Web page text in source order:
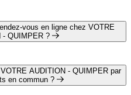
vous en ligne chez VOTRE
- QUIMPER ?
pour un bilan auditif
sur le lien suivant :
auditif/quimper/pierre-zajec?
AUDITION - QUIMPER par
en commun ?